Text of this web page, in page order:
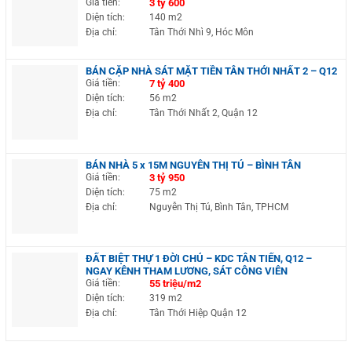
Giá tiền: 3 tỷ 600
Diện tích:
140 m2
Địa chỉ:
Tân Thới Nhì 9, Hóc Môn
BÁN CẶP NHÀ SÁT MẶT TIỀN TÂN THỚI NHẤT 2 – Q12
Giá tiền: 7 tỷ 400
Diện tích:
56 m2
Địa chỉ:
Tân Thới Nhất 2, Quận 12
BÁN NHÀ 5 x 15M NGUYỄN THỊ TÚ – BÌNH TÂN
Giá tiền: 3 tỷ 950
Diện tích:
75 m2
Địa chỉ:
Nguyễn Thị Tú, Bình Tân, TPHCM
ĐẤT BIỆT THỰ 1 ĐỜI CHỦ – KDC TÂN TIẾN, Q12 –
NGAY KÊNH THAM LƯƠNG, SÁT CÔNG VIÊN
Giá tiền: 55 triệu/m2
Diện tích:
319 m2
Địa chỉ:
Tân Thới Hiệp Quận 12